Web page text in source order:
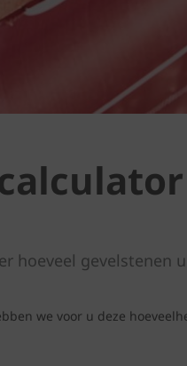
hoeveel gevelstenen
we voor u deze